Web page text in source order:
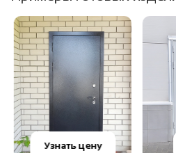
Узнать цену